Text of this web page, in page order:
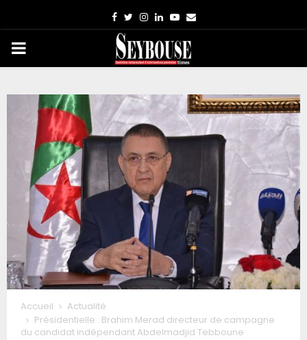
Facebook
TwitterInstagram
LinkedinYoutube
Email
PRIMARY
Accueil
Actualité
Présidentielle : Brahim Merad directeur de campagne
du candidat indépendant Abdelmadjid Tebboune